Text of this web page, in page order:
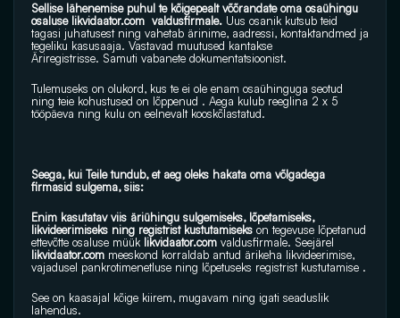
Sellise lähenemise puhul te kõigepealt võõrandate oma osaühingu
osaluse likvidaator.com valdusfirmale. Uus osanik kutsub teid
tagasi juhatusest ning vahetab ärinime, aadressi, kontaktandmed ja
tegeliku kasusaaja. Vastavad muutused kantakse
Äriregistrisse. Samuti vabanete dokumentatsioonist.
Tulemuseks on olukord, kus te ei ole enam osaühinguga seotud
ning teie kohustused on lõppenud . Aega kulub reeglina 2 x 5
tööpäeva ning kulu on eelnevalt kooskõlastatud.
Seega, kui Teile tundub, et aeg oleks hakata oma võlgadega
firmasid sulgema, siis:
Enim kasutatav viis äriühingu sulgemiseks, lõpetamiseks,
likvideerimiseks ning registrist kustutamiseks on tegevuse lõpetanud
ettevõtte osaluse müük likvidaator.com
likvidaator.com meeskond korraldab antud ärikeha likvideerimise,
vajadusel pankrotimenetluse ning lõpetuseks registrist kustutamise .
See on kaasajal kõige kiirem, mugavam ning igati seaduslik
lahendus.